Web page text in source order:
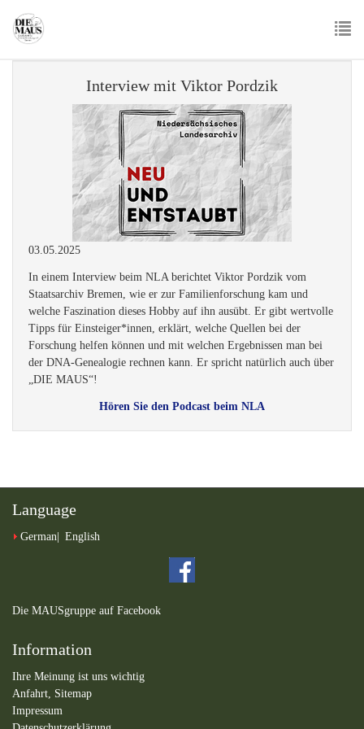
main
content
Interview mit Viktor Pordzik
03.05.2025
In einem Interview beim NLA berichtet Viktor Pordzik vom
Staatsarchiv Bremen, wie er zur Familienforschung kam und
welche Faszination dieses Hobby auf ihn ausübt. Er gibt wertvolle
Tipps für Einsteiger*innen, erklärt, welche Quellen bei der
Forschung helfen können und mit welchen Ergebnissen man bei
der DNA-Genealogie rechnen kann. Er spricht natürlich auch über
„DIE MAUS“!
Hören Sie den Podcast beim NLA
Language
German English
Die MAUSgruppe auf Facebook
Information
Ihre Meinung ist uns wichtig
Anfahrt, Sitemap
Impressum